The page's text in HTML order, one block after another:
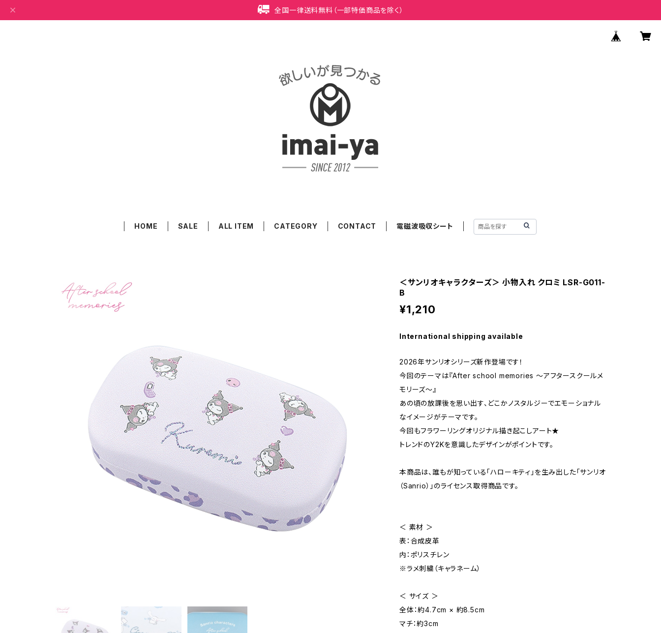
全国一律送料無料（一部特価商品を除く）
HOME SALE ALL ITEM CATEGORY CONTACT 電磁波吸収シート
＜サンリオキャラクターズ＞ 小物入れ クロミ LSR-G011-
B
¥1,210
International shipping available
2026年サンリオシリーズ新作登場です！
今回のテーマは『After school memories ～アフタースクールメ
モリーズ～』
あの頃の放課後を思い出す、どこかノスタルジーでエモーショナル
なイメージがテーマです。
今回もフラワーリングオリジナル描き起こしアート★
トレンドのY2Kを意識したデザインがポイントです。
本商品は、誰もが知っている「ハローキティ」を生み出した「サンリオ
（Sanrio）」のライセンス取得商品です。
＜ 素材 ＞
表：合成皮革
内：ポリスチレン
※ラメ刺繍（キャラネーム）
＜ サイズ ＞
全体：約4.7cm × 約8.5cm
マチ：約3cm